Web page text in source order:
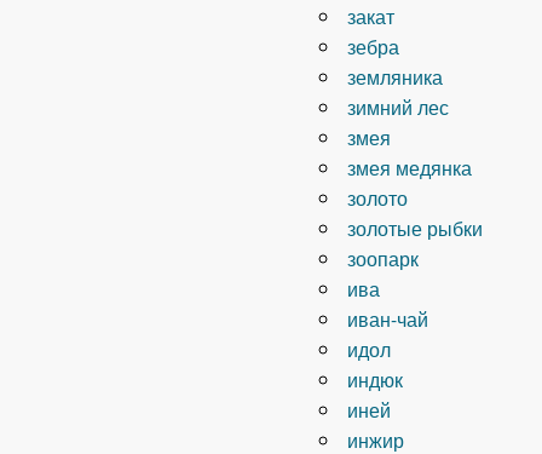
закат
зебра
земляника
зимний лес
змея
змея медянка
золото
золотые рыбки
зоопарк
ива
иван-чай
идол
индюк
иней
инжир